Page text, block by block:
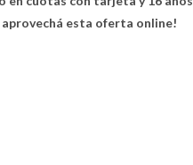
esta oferta online!